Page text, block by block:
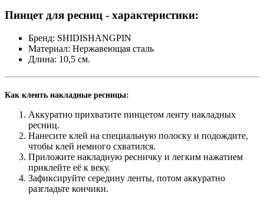
Пинцет для ресниц - характеристики:
Бренд: SHIDISHANGPIN
Материал: Нержавеющая сталь
Длина: 10,5 см.
Как клеить накладные ресницы:
Аккуратно прихватите пинцетом ленту накладных
ресниц.
Нанесите клей на специальную полоску и подождите,
чтобы клей немного схватился.
Приложите накладную ресничку и легким нажатием
приклейте её к веку.
Зафиксируйте середину ленты, потом аккуратно
разгладьте кончики.